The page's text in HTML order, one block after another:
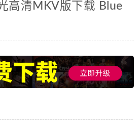
高清MKV版下载 Blue